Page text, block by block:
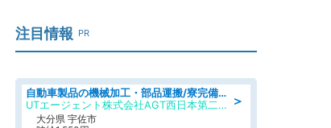
注目情報 PR
＞
自動車製品の機械加工・部品運搬/寮完備/日払い/工場・製造
UTエージェント株式会社AGT西日本第二CU
大分県 宇佐市